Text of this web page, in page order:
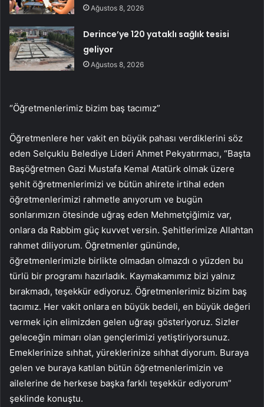
Ağustos 8, 2026
Derince’ye 120 yataklı sağlık tesisi
geliyor
Ağustos 8, 2026
“Öğretmenlerimiz bizim baş tacımız”
Öğretmenlere her vakit en büyük pahası verdiklerini söz
eden Selçuklu Belediye Lideri Ahmet Pekyatırmacı, “Başta
Başöğretmen Gazi Mustafa Kemal Atatürk olmak üzere
şehit öğretmenlerimizi ve bütün ahirete irtihal eden
öğretmenlerimizi rahmetle anıyorum ve bugün
sonlarımızın ötesinde uğraş eden Mehmetçiğimiz var,
onlara da Rabbim güç kuvvet versin. Şehitlerimize Allahtan
rahmet diliyorum. Öğretmenler gününde,
öğretmenlerimizle birlikte olmadan olmazdı o yüzden bu
türlü bir programı hazırladık. Kaymakamımız bizi yalnız
bırakmadı, teşekkür ediyoruz. Öğretmenlerimiz bizim baş
tacımız. Her vakit onlara en büyük bedeli, en büyük değeri
vermek için elimizden gelen uğraşı gösteriyoruz. Sizler
geleceğin mimarı olan gençlerimizi yetiştiriyorsunuz.
Emeklerinize sıhhat, yüreklerinize sıhhat diyorum. Buraya
gelen ve buraya katılan bütün öğretmenlerimizin ve
ailelerine de herkese başka farklı teşekkür ediyorum”
şeklinde konuştu.